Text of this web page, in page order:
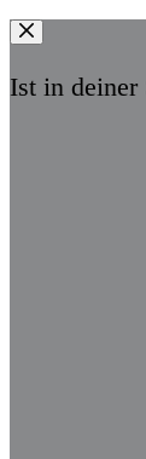
Ist in deiner